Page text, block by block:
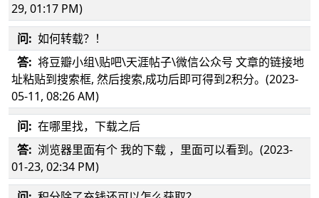
29, 01:17 PM)
问: 如何转载？！
答: 将豆瓣小组\贴吧\天涯帖子\微信公众号 文章的链接地
址粘贴到搜索框, 然后搜索,成功后即可得到2积分。(2023-
05-11, 08:26 AM)
问: 在哪里找，下载之后
答: 浏览器里面有个 我的下载 ，里面可以看到。(2023-
01-23, 02:34 PM)